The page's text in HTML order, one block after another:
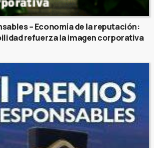
– Economía de la reputación:
refuerza la imagen corporativa